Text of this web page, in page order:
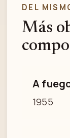
DEL
Más
A
1955